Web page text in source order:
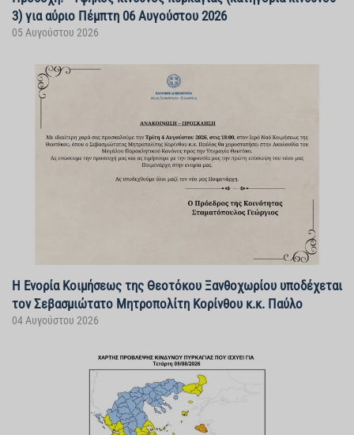
3) για αύριο Πέμπτη 06 Αυγούστου 2026
05 Αυγούστου 2026
Η Ενορία Κοιμήσεως της Θεοτόκου Ξανθοχωρίου υποδέχεται
τον Σεβασμιώτατο Μητροπολίτη Κορίνθου κ.κ. Παύλο
04 Αυγούστου 2026